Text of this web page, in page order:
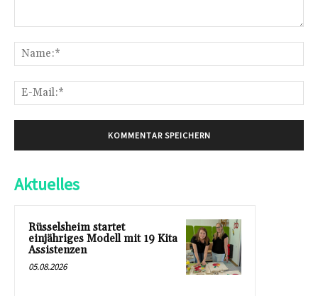
Aktuelles
Rüsselsheim startet
einjähriges Modell mit 19 Kita
Assistenzen
05.08.2026